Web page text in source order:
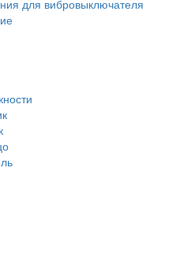
для вибровыключателя